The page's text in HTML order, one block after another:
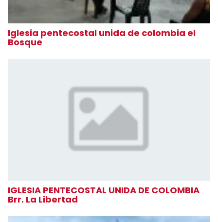
Iglesia pentecostal unida de colombia el
Bosque
IGLESIA PENTECOSTAL UNIDA DE COLOMBIA
Brr. La Libertad